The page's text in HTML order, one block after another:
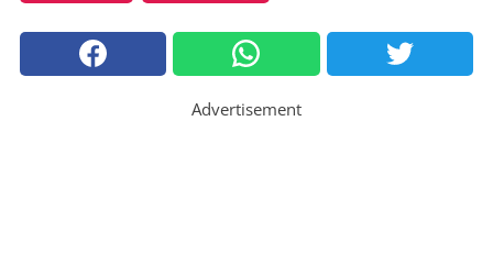
Advertisement